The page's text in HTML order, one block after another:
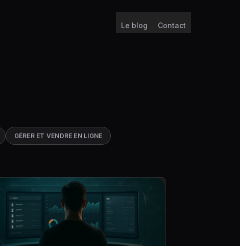
Le blog Contact
GÉRER ET VENDRE EN LIGNE